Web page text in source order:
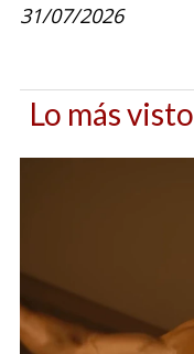
31/07/2026
Lo más visto